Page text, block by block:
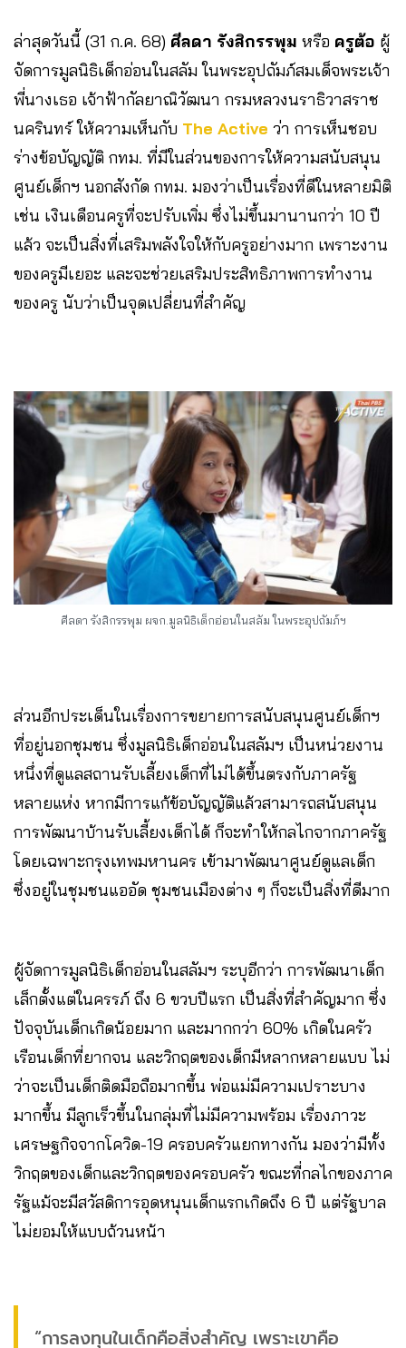
ล่าสุดวันนี้ (31 ก.ค. 68) ศีลดา รังสิกรรพุม หรือ ครูต้อ ผู้
จัดการมูลนิธิเด็กอ่อนในสลัม ในพระอุปถัมภ์สมเด็จพระเจ้า
พี่นางเธอ เจ้าฟ้ากัลยาณิวัฒนา กรมหลวงนราธิวาสราช
นครินทร์ ให้ความเห็นกับ The Active ว่า การเห็นชอบ
ร่างข้อบัญญัติ กทม. ที่มีในส่วนของการให้ความสนับสนุน
ศูนย์เด็กฯ นอกสังกัด กทม. มองว่าเป็นเรื่องที่ดีในหลายมิติ
เช่น เงินเดือนครูที่จะปรับเพิ่ม ซึ่งไม่ขึ้นมานานกว่า 10 ปี
แล้ว จะเป็นสิ่งที่เสริมพลังใจให้กับครูอย่างมาก เพราะงาน
ของครูมีเยอะ และจะช่วยเสริมประสิทธิภาพการทำงาน
ของครู นับว่าเป็นจุดเปลี่ยนที่สำคัญ
ศีลดา รังสิกรรพุม ผจก.มูลนิธิเด็กอ่อนในสลัม ในพระอุปถัมภ์ฯ
ส่วนอีกประเด็นในเรื่องการขยายการสนับสนุนศูนย์เด็กฯ
ที่อยู่นอกชุมชน ซึ่งมูลนิธิเด็กอ่อนในสลัมฯ เป็นหน่วยงาน
หนึ่งที่ดูแลสถานรับเลี้ยงเด็กที่ไม่ได้ขึ้นตรงกับภาครัฐ
หลายแห่ง หากมีการแก้ข้อบัญญัติแล้วสามารถสนับสนุน
การพัฒนาบ้านรับเลี้ยงเด็กได้ ก็จะทำให้กลไกจากภาครัฐ
โดยเฉพาะกรุงเทพมหานคร เข้ามาพัฒนาศูนย์ดูแลเด็ก
ซึ่งอยู่ในชุมชนแออัด ชุมชนเมืองต่าง ๆ ก็จะเป็นสิ่งที่ดีมาก
ผู้จัดการมูลนิธิเด็กอ่อนในสลัมฯ ระบุอีกว่า การพัฒนาเด็ก
เล็กตั้งแต่ในครรภ์ ถึง 6 ขวบปีแรก เป็นสิ่งที่สำคัญมาก ซึ่ง
ปัจจุบันเด็กเกิดน้อยมาก และมากกว่า 60% เกิดในครัว
เรือนเด็กที่ยากจน และวิกฤตของเด็กมีหลากหลายแบบ ไม่
ว่าจะเป็นเด็กติดมือถือมากขึ้น พ่อแม่มีความเปราะบาง
มากขึ้น มีลูกเร็วขึ้นในกลุ่มที่ไม่มีความพร้อม เรื่องภาวะ
เศรษฐกิจจากโควิด-19 ครอบครัวแยกทางกัน มองว่ามีทั้ง
วิกฤตของเด็กและวิกฤตของครอบครัว ขณะที่กลไกของภาค
รัฐแม้จะมีสวัสดิการอุดหนุนเด็กแรกเกิดถึง 6 ปี แต่รัฐบาล
ไม่ยอมให้แบบถ้วนหน้า
“การลงทุนในเด็กคือสิ่งสำคัญ เพราะเขาคือ